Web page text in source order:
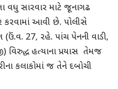
વધુ સારવાર માટે જૂનાગઢ
કરવામાં આવી છે. પોલીસે
27, રહે. પાંચ પેનની વાડી,
વિરુદ્ધ હત્યાના પ્રયાસ તેમજ
કલાકોમાં જ તેને દબોચી